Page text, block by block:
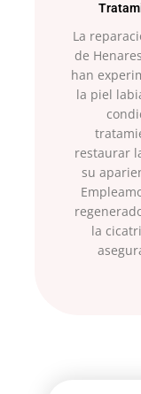
La
de
han
la piel
restaurar
su
la